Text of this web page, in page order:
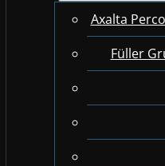
Axalta
Füller